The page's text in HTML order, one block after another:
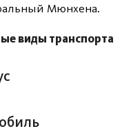
Мюнхена.
виды транспорта